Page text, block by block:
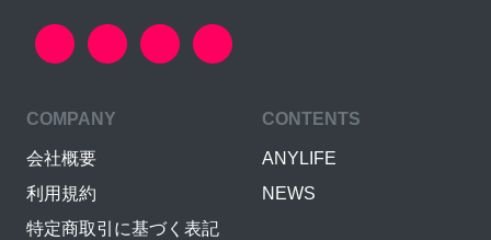
COMPANY
会社概要
利用規約
特定商取引に基づく表記
CONTENTS
ANYLIFE
NEWS